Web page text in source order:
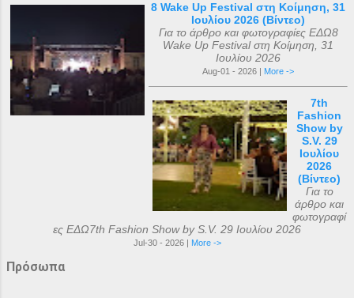
8 Wake Up Festival στη Κοίμηση, 31
Ιουλίου 2026 (Βίντεο)
Για το άρθρο και φωτογραφίες ΕΔΩ8
Wake Up Festival στη Κοίμηση, 31
Ιουλίου 2026
Aug-01 - 2026 | More ->
7th
Fashion
Show by
S.V. 29
Ιουλίου
2026
(Βίντεο)
Για το
άρθρο και
φωτογραφί
ες ΕΔΩ7th Fashion Show by S.V. 29 Ιουλίου 2026
Jul-30 - 2026 | More ->
Πρόσωπα